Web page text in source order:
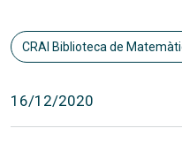
CRAI Biblioteca de
16/12/2020